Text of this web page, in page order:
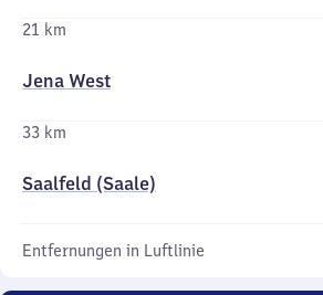
21 km
Jena West
33 km
Saalfeld (Saale)
Entfernungen in Luftlinie